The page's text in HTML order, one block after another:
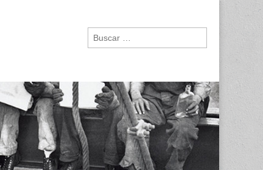
Buscar: